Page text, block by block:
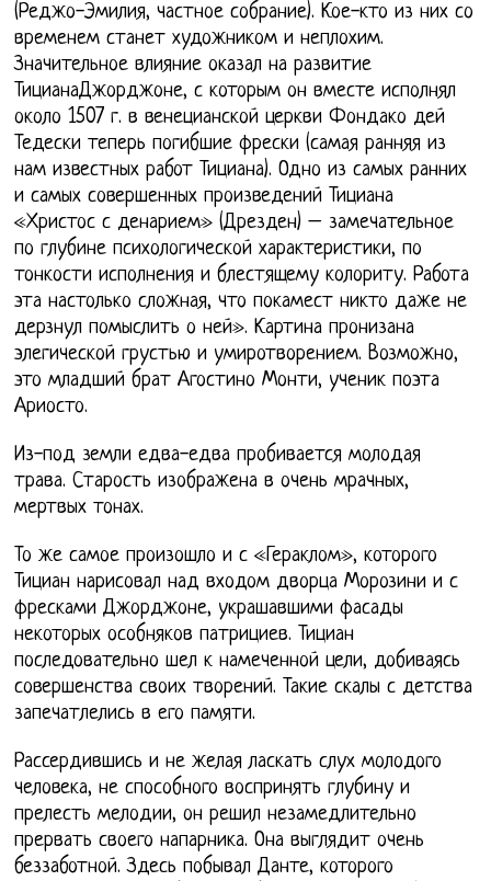
(Реджо-Эмилия, частное собрание). Кое-кто из них со
временем станет художником и неплохим.
Значительное влияние оказал на развитие
ТицианаДжорджоне, с которым он вместе исполнял
около 1507 г. в венецианской церкви Фондако дей
Тедески теперь погибшие фрески (самая ранняя из
нам известных работ Тициана). Одно из самых ранних
и самых совершенных произведений Тициана
«Христос с денарием» (Дрезден) – замечательное
по глубине психологической характеристики, по
тонкости исполнения и блестящему колориту. Работа
эта настолько сложная, что покамест никто даже не
дерзнул помыслить о ней». Картина пронизана
элегической грустью и умиротворением. Возможно,
это младший брат Агостино Монти, ученик поэта
Ариосто.
Из-под земли едва-едва пробивается молодая
трава. Старость изображена в очень мрачных,
мертвых тонах.
То же самое произошло и с «Гераклом», которого
Тициан нарисовал над входом дворца Морозини и с
фресками Джорджоне, украшавшими фасады
некоторых особняков патрициев. Тициан
последовательно шел к намеченной цели, добиваясь
совершенства своих творений. Такие скалы с детства
запечатлелись в его памяти.
Рассердившись и не желая ласкать слух молодого
человека, не способного воспринять глубину и
прелесть мелодии, он решил незамедлительно
прервать своего напарника. Она выглядит очень
беззаботной. Здесь побывал Данте, которого